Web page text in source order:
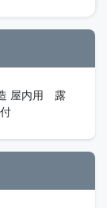
屋内用 露